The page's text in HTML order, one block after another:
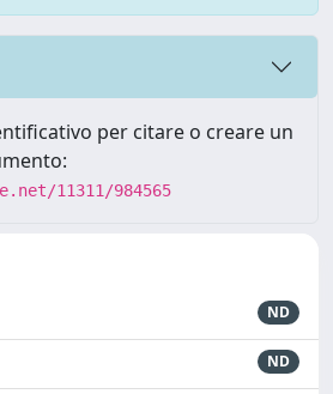
per citare o creare un
11311/984565
ND
ND